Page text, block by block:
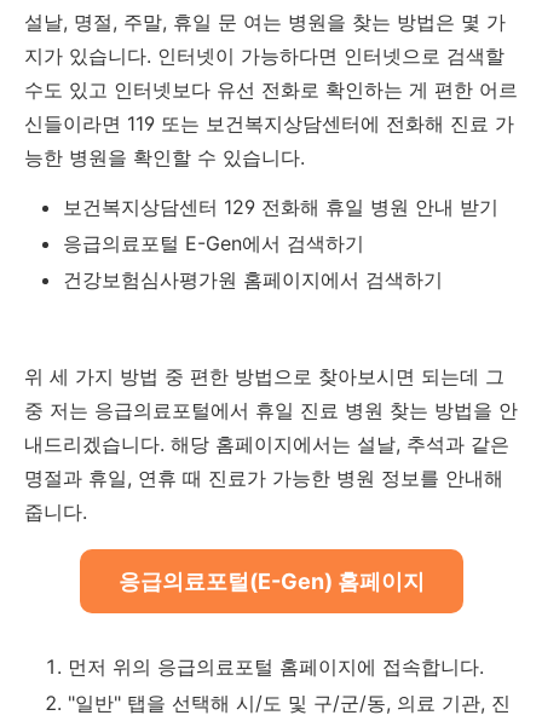
설날, 명절, 주말, 휴일 문 여는 병원을 찾는 방법은 몇 가
지가 있습니다. 인터넷이 가능하다면 인터넷으로 검색할
수도 있고 인터넷보다 유선 전화로 확인하는 게 편한 어르
신들이라면 119 또는 보건복지상담센터에 전화해 진료 가
능한 병원을 확인할 수 있습니다.
보건복지상담센터 129 전화해 휴일 병원 안내 받기
응급의료포털 E-Gen에서 검색하기
건강보험심사평가원 홈페이지에서 검색하기
위 세 가지 방법 중 편한 방법으로 찾아보시면 되는데 그
중 저는 응급의료포털에서 휴일 진료 병원 찾는 방법을 안
내드리겠습니다. 해당 홈페이지에서는 설날, 추석과 같은
명절과 휴일, 연휴 때 진료가 가능한 병원 정보를 안내해
줍니다.
응급의료포털(E-Gen) 홈페이지
먼저 위의 응급의료포털 홈페이지에 접속합니다.
"일반" 탭을 선택해 시/도 및 구/군/동, 의료 기관, 진